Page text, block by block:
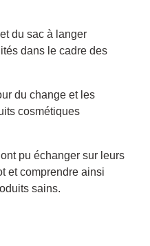
du sac à langer
dans le cadre des
du change et les
cosmétiques
pu échanger sur leurs
et comprendre ainsi
sains.